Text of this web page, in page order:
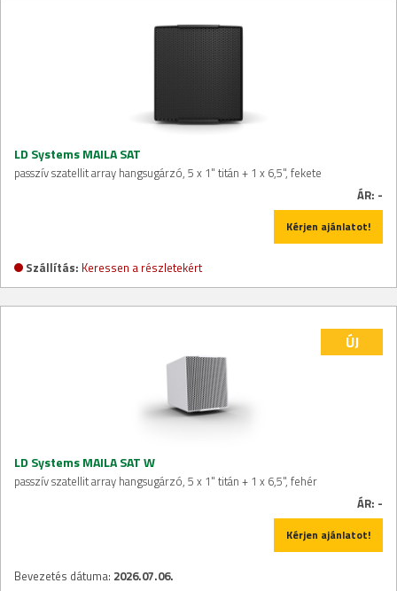
LD Systems MAILA SAT
passzív szatellit array hangsugárzó, 5 x 1" titán + 1 x 6,5", fekete
ÁR: -
Kérjen ajánlatot!
Szállítás: Keressen a részletekért
ÚJ
LD Systems MAILA SAT W
passzív szatellit array hangsugárzó, 5 x 1" titán + 1 x 6,5", fehér
ÁR: -
Kérjen ajánlatot!
Bevezetés dátuma: 2026.07.06.